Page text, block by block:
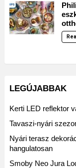
LEGÚJABBAK
Kerti LED reflektor
Tavaszi-nyári
Nyári terasz
hangulatosan
Smoby Neo Jura